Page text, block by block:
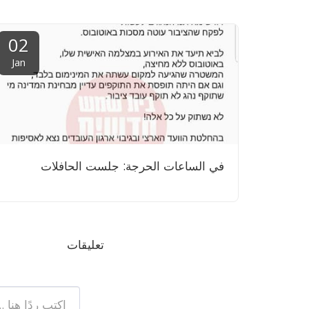
02
Jan
في الساعات الحرجة: جلست الحافلات
تعليقات